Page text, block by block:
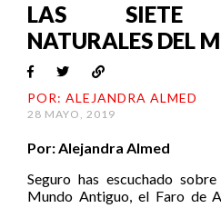
LAS SIETE
NATURALES DEL
POR: ALEJANDRA ALMED
28 MAYO, 2019
Por: Alejandra Almed
Seguro has escuchado
Mundo Antiguo, el Faro de